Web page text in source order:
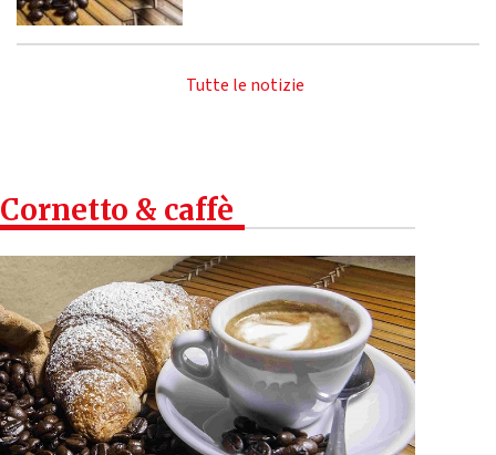
Tutte le notizie
Cornetto & caffè